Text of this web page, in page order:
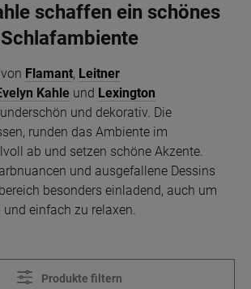
schaffen ein schönes
Schlafambiente
Flamant, Leitner
Kahle und Lexington
und dekorativ. Die
runden das Ambiente im
ab und setzen schöne Akzente.
und ausgefallene Dessins
besonders einladend, auch um
einfach zu relaxen.
Produkte filtern